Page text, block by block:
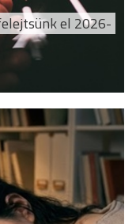
el 2026-